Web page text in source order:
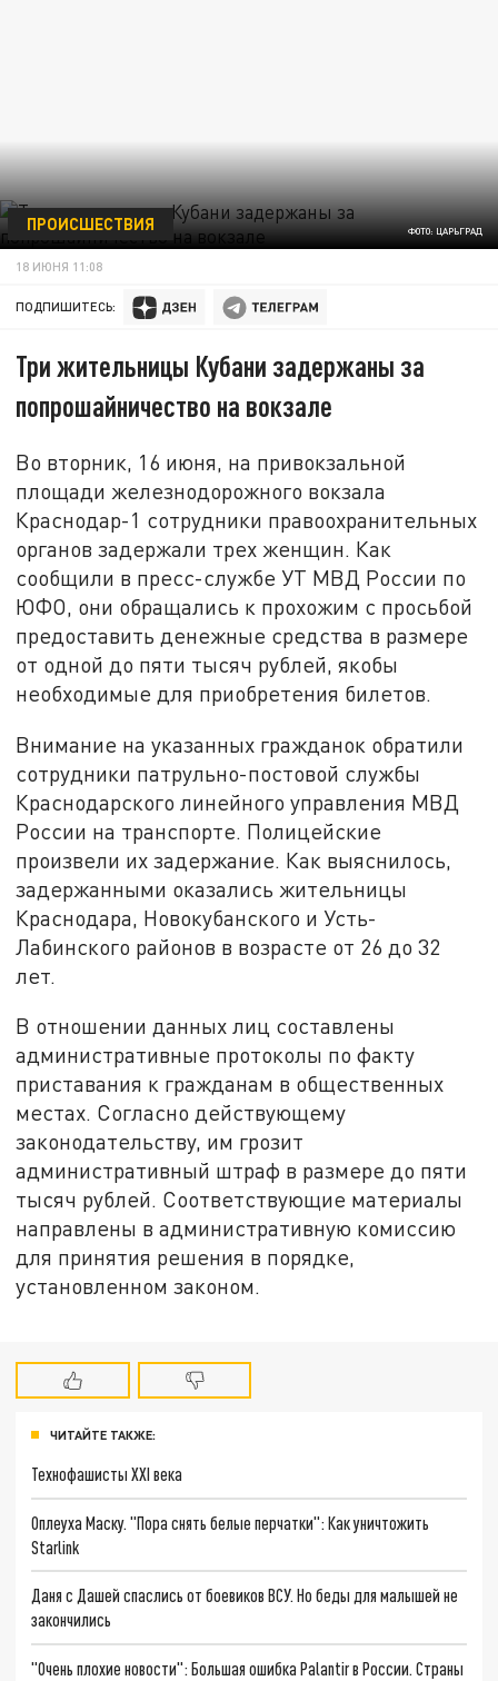
ФОТО: ЦАРЬГРАД
ПРОИСШЕСТВИЯ
18 ИЮНЯ 11:08
ПОДПИШИТЕСЬ:
Три жительницы Кубани задержаны за
попрошайничество на вокзале
Во вторник, 16 июня, на привокзальной
площади железнодорожного вокзала
Краснодар-1 сотрудники правоохранительных
органов задержали трех женщин. Как
сообщили в пресс-службе УТ МВД России по
ЮФО, они обращались к прохожим с просьбой
предоставить денежные средства в размере
от одной до пяти тысяч рублей, якобы
необходимые для приобретения билетов.
Внимание на указанных гражданок обратили
сотрудники патрульно-постовой службы
Краснодарского линейного управления МВД
России на транспорте. Полицейские
произвели их задержание. Как выяснилось,
задержанными оказались жительницы
Краснодара, Новокубанского и Усть-
Лабинского районов в возрасте от 26 до 32
лет.
В отношении данных лиц составлены
административные протоколы по факту
приставания к гражданам в общественных
местах. Согласно действующему
законодательству, им грозит
административный штраф в размере до пяти
тысяч рублей. Соответствующие материалы
направлены в административную комиссию
для принятия решения в порядке,
установленном законом.
ЧИТАЙТЕ ТАКЖЕ:
Технофашисты XXI века
Оплеуха Маску. "Пора снять белые перчатки": Как уничтожить
Starlink
Даня с Дашей спаслись от боевиков ВСУ. Но беды для малышей не
закончились
"Очень плохие новости": Большая ошибка Palantir в России. Страны